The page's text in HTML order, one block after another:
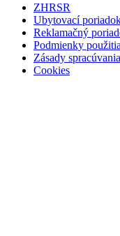
ZHRSR
Ubytovací
Reklamačný
Podmienky použitia
Zásady
Cookies